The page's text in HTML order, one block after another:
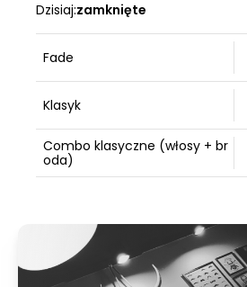
Dzisiaj:zamknięte
Fade
Klasyk
Combo klasyczne (włosy + br
oda)